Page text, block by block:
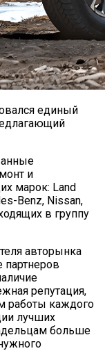
единый
и
марок: Land
Benz, Nissan,
в группу
авторынка
репутация,
работы каждого
лучших
больше